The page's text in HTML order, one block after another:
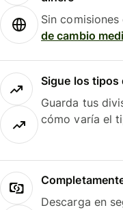
Sin
de cambio
Sigue los tipos
Guarda tus
cómo varía el
Descarga en